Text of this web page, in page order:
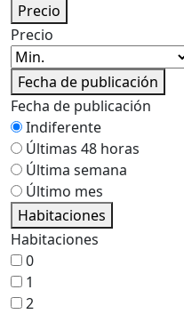
Precio
Precio
Fecha de publicación
Fecha de publicación
Indiferente
Últimas 48 horas
Última semana
Último mes
Habitaciones
Habitaciones
0
1
2